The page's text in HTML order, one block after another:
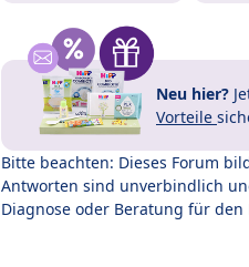
Neu hier?
Vorteile
Bitte beachten: Dieses Forum
Antworten sind unverbindlich
Diagnose oder Beratung für